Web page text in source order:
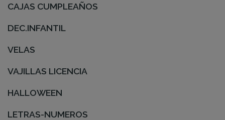
CAJAS CUMPLEAÑOS
DEC.INFANTIL
VELAS
VAJILLAS LICENCIA
HALLOWEEN
LETRAS-NUMEROS